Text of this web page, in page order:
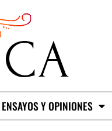
ENSAYOS Y OPINIONES